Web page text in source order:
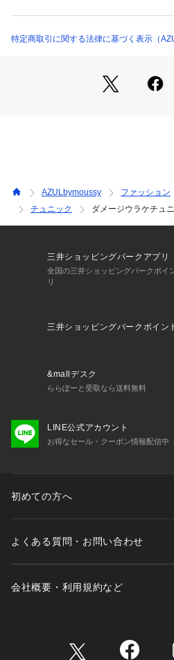
■スタイリング
デニムやナイロンパンツを合わせ
なしもおすすめです。
■裏　地：なし
250HAG80-294H （ショップ）
特定商取引に関する法律に基づく表示（
AZULbymoussy ファッション
チュニック
ダメージウラケチュ
三井ショッピングパークアプリ
全国の三井ショッピングパークポイ
リ
三井ショッピングパークポイン
&mallデスク
ららぽーと受取なら送料無料
LINE公式アカウント
お得なセール・クーポン情報配信中
初めての方へ
よくある質問・お問い合わせ
会社概要・利用規約など